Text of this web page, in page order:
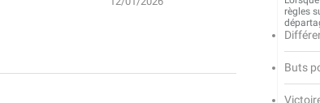
règles
Buts